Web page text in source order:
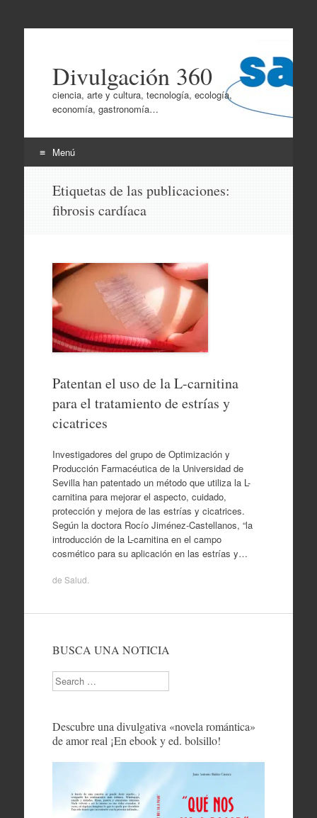
Divulgación 360
ciencia, arte y cultura, tecnología, ecología,
economía, gastronomía…
Menú
contenido
Etiquetas de las publicaciones:
fibrosis cardíaca
Patentan el uso de la L-carnitina
para el tratamiento de estrías y
cicatrices
Investigadores del grupo de Optimización y
Producción Farmacéutica de la Universidad de
Sevilla han patentado un método que utiliza la L-
carnitina para mejorar el aspecto, cuidado,
protección y mejora de las estrías y cicatrices.
Según la doctora Rocío Jiménez-Castellanos, “la
introducción de la L-carnitina en el campo
cosmético para su aplicación en las estrías y…
de Salud
BUSCA UNA NOTICIA
Search
Descubre una divulgativa «novela romántica»
de amor real ¡En ebook y ed. bolsillo!